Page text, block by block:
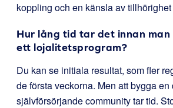
koppling och en känsla av
Hur lång tid tar det innan
ett lojalitetsprogram?
Du kan se initiala resultat, som fler
de första veckorna. Men att bygga en
självförsörjande community tar tid.